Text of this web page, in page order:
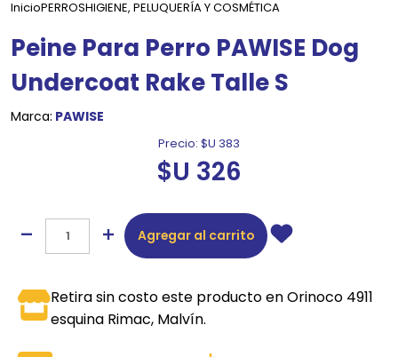
InicioPERROSHIGIENE, PELUQUERÍA Y COSMÉTICA
Peine Para Perro PAWISE Dog
Undercoat Rake Talle S
Marca: PAWISE
Precio: $U 383
$U 326
Agregar al carrito
Retira sin costo este producto en Orinoco 4911
esquina Rimac, Malvín.